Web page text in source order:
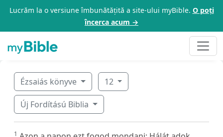
Lucrăm la o versiune îmbunătățită a site-ului myBible. O poți
încerca acum →
Ézsaiás könyve 12
Új Fordítású Biblia
1